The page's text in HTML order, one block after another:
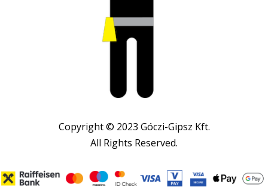
Copyright © 2023 Góczi-Gipsz Kft.
All Rights Reserved.